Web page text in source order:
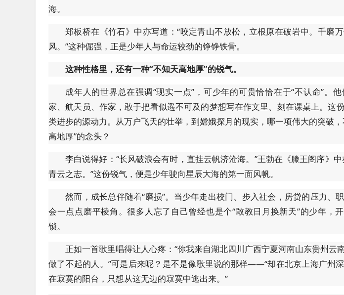
海。
郑板桥在《竹石》中亦写道：“咬定青山不放松，立根原在破岩中。千磨
风。”这种倔强，正是少年人与命运较劲的铮铮铁骨。
这种性格里，还有一种“不知天高地厚”的锐气。
成年人的世界总在强调“现实一点”，可少年的可贵恰恰在于“不认命”。
家、航天员、作家，敢于把看似遥不可及的梦想写在作文里、刻在课桌上。这
类进步的源动力。从万户飞天的壮举，到嫦娥探月的现实，哪一项伟大的突破
高地厚”的念头？
李白说得好：“长风破浪会有时，直挂云帆济沧海。”王勃在《滕王阁序》
青云之志。”这份锐气，便是少年驶向星辰大海的第一面风帆。
然而，成长总伴随着“磨损”。当少年走出校门、步入社会，房贷的压力、
会一点点磨平棱角。很多人忘了自己曾经也是个“敢教日月换新天”的少年，
锁。
正如一首歌里唱得让人心疼：“你我来自湖北四川广西宁夏河南山东贵州云
做了不起的人。”可是后来呢？是不是像歌里说的那样——“却在北京上海广州
在寂寞的阳台，只想从这无边的寂寞中逃出来。”